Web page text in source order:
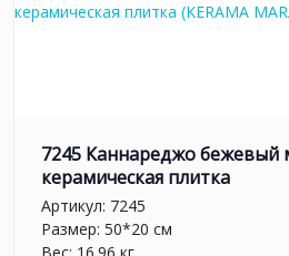
7245 Каннареджо бежевый
керамическая плитка
Артикул: 7245
Размер: 50*20 см